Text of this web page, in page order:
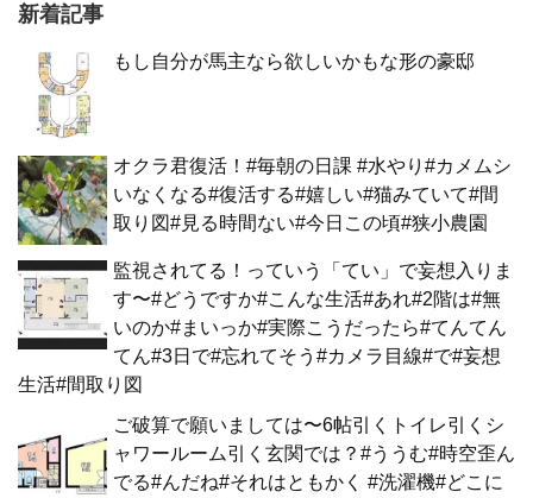
新着記事
もし自分が馬主なら欲しいかもな形の豪邸
オクラ君復活！#毎朝の日課 #水やり#カメムシ
いなくなる#復活する#嬉しい#猫みていて#間
取り図#見る時間ない#今日この頃#狭小農園
監視されてる！っていう「てい」で妄想入りま
す〜#どうですか#こんな生活#あれ#2階は#無
いのか#まいっか#実際こうだったら#てんてん
てん#3日で#忘れてそう#カメラ目線#で#妄想
生活#間取り図
ご破算で願いましては〜6帖引くトイレ引くシ
ャワールーム引く玄関では？#ううむ#時空歪ん
でる#んだね#それはともかく #洗濯機#どこに